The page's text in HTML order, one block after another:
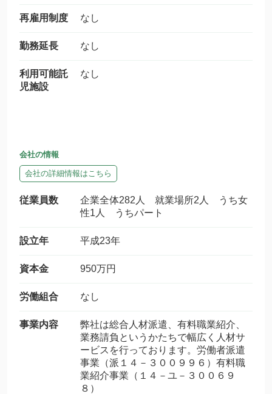
再雇用制度 なし
勤務延長 なし
利用可能託
児施設
なし
会社の情報
会社の詳細情報はこちら
従業員数
企業全体282人 就業場所2人 うち女
性1人 うちパート
設立年 平成23年
資本金 950万円
労働組合 なし
事業内容
弊社は総合人材派遣、有料職業紹介、
業務請負というかたちで幅広く人材サ
ービスを行っております。労働者派遣
事業（派１４－３００９９６）有料職
業紹介事業（１４－ユ－３００６９
８）